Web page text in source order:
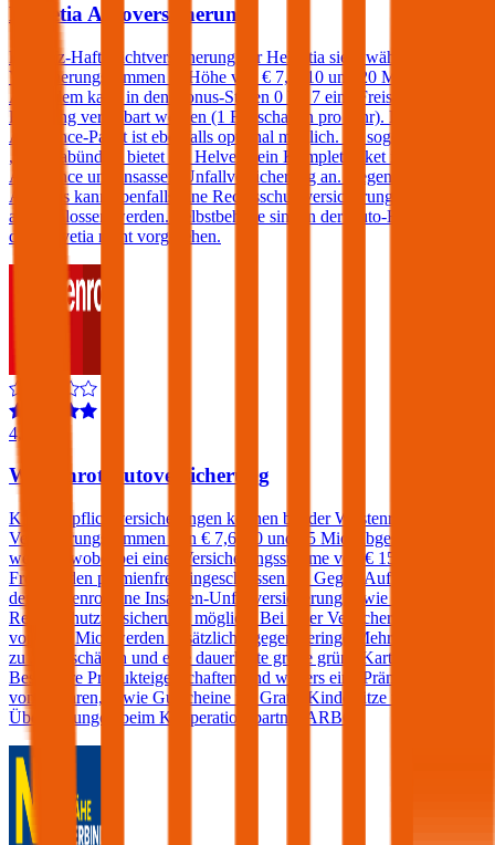
Helvetia Autoversicherung
Die Kfz-Haftpflichtversicherung der Helvetia sieht wählbare
Versicherungssummen in Höhe von € 7,6, 10 und 20 Millionen vor.
Außerdem kann in den Bonus-Stufen 0 bis 7 eine Freischaden-
Regelung vereinbart werden (1 Freischaden pro Jahr). Ein
Assistance-Paket ist ebenfalls optional möglich. Im sogenannten
„Europabündel“ bietet die Helvetia ein Komplettpaket inklusive
Assistance und Insassen-Unfallversicherung an. Gegen einen
Aufpreis kann ebenfalls eine Rechtsschutzversicherung
abgeschlossen werden. Selbstbehalte sind in der Auto-Haftpflicht
der Helvetia nicht vorgesehen.
4,4
Wüstenrot Autoversicherung
Kfz-Haftpflichtversicherungen können bei der Wüstenrot zu
Versicherungssummen von € 7,6, 10 und 15 Mio. abgeschlossen
werden, wobei bei einer Versicherungssumme von € 15 Mio. ein
Freischaden prämienfrei eingeschlossen ist. Gegen Aufpreis sind bei
der Wüstenrot eine Insassen-Unfallversicherung sowie eine Kfz-
Rechtsschutzversicherung möglich. Bei einer Versicherungssumme
von € 15 Mio. werden zusätzlich - gegen geringe Mehrkosten - bis
zu 2 Freischäden und eine dauerhafte große grüne Karte angeboten.
Besondere Produkteigenschaften sind weiters eine Prämiengarantie
von 3 Jahren, sowie Gutscheine für Gratis-Kindersitze und Pickerl-
Überprüfungen beim Kooperationspartner ARBÖ.